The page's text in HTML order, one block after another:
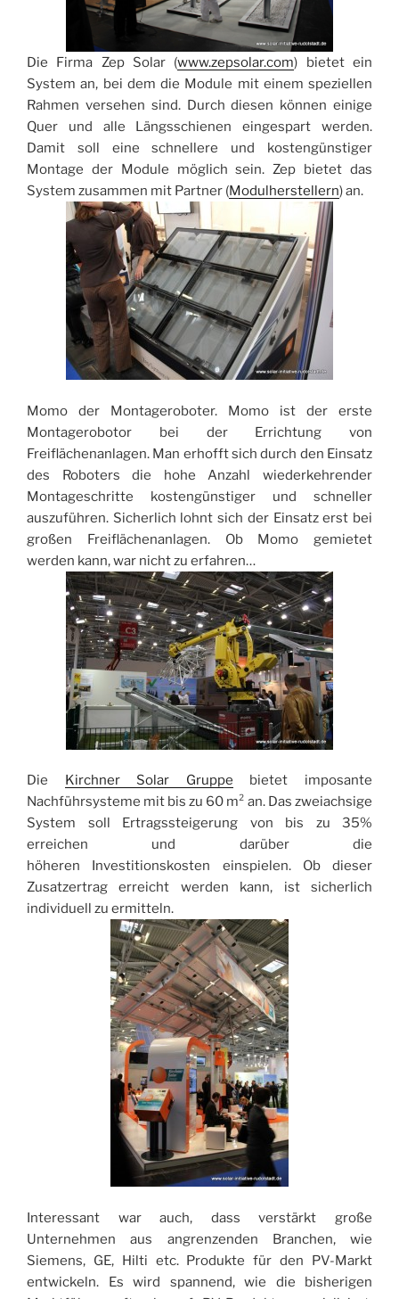
Die Firma Zep Solar (www.zepsolar.com) bietet ein
System an, bei dem die Module mit einem speziellen
Rahmen versehen sind. Durch diesen können einige
Quer und alle Längsschienen eingespart werden.
Damit soll eine schnellere und kostengünstiger
Montage der Module möglich sein. Zep bietet das
System zusammen mit Partner (Modulherstellern) an.
Momo der Montageroboter. Momo ist der erste
Montagerobotor bei der Errichtung von
Freiflächenanlagen. Man erhofft sich durch den Einsatz
des Roboters die hohe Anzahl wiederkehrender
Montageschritte kostengünstiger und schneller
auszuführen. Sicherlich lohnt sich der Einsatz erst bei
großen Freiflächenanlagen. Ob Momo gemietet
werden kann, war nicht zu erfahren…
Die Kirchner Solar Gruppe bietet imposante
Nachführsysteme mit bis zu 60 m² an. Das zweiachsige
System soll Ertragssteigerung von bis zu 35%
erreichen und darüber die
höheren Investitionskosten einspielen. Ob dieser
Zusatzertrag erreicht werden kann, ist sicherlich
individuell zu ermitteln.
Interessant war auch, dass verstärkt große
Unternehmen aus angrenzenden Branchen, wie
Siemens, GE, Hilti etc. Produkte für den PV-Markt
entwickeln. Es wird spannend, wie die bisherigen